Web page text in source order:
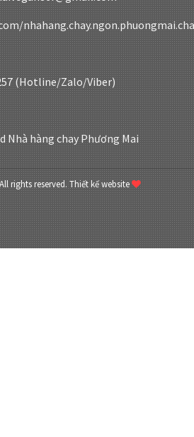
(Hotline/Zalo/Viber)
Nhà hàng chay Phương Mai
rights reserved.Thiết kế website